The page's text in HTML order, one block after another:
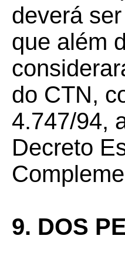
deverá
que além
do CTN,
4.747/94,
Decreto
9. DOS